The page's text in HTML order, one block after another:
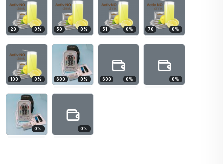
20 0% 50 0% 51 0% 70 0%
100 0% 600 0% 600 0% 0%
0% 0%